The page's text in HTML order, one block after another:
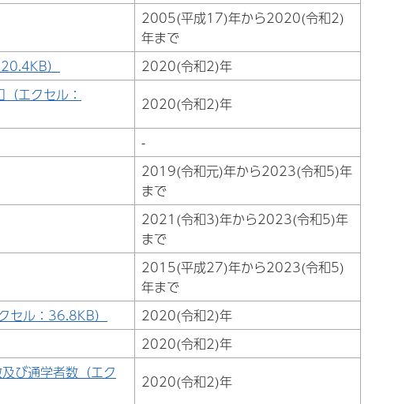
2005(平成17)年から2020(令和2)
年まで
）
2020(令和2)年
エクセル：
2020(令和2)年
-
2019(令和元)年から2023(令和5)年
まで
2021(令和3)年から2023(令和5)年
まで
2015(平成27)年から2023(令和5)
年まで
セル：36.8KB）
2020(令和2)年
2020(令和2)年
び通学者数（エク
2020(令和2)年